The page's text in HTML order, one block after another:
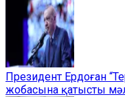
Президент Ердоған
жобасына қатысты